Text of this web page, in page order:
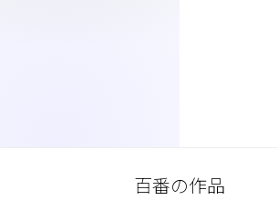
百番の作品